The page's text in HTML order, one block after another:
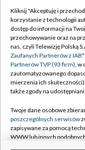
Abonament TVP
Emisja w TVP
Centrum informacji
Naziemna
Rada Programowa
System NOS
Kliknij "Akceptuję i
korzystanie z technologii
dostęp do informacji na
przechowywanie oraz na
nas, czyli Telewizję Polską
Zaufanych Partnerów z
Partnerów TVP (93 firm), w
zautomatyzowanego
mierzenia ich
także zgody na
Twoje dane osobowe
poszczególnych serwisów
zapisywane za pomocą
WWW lub innych